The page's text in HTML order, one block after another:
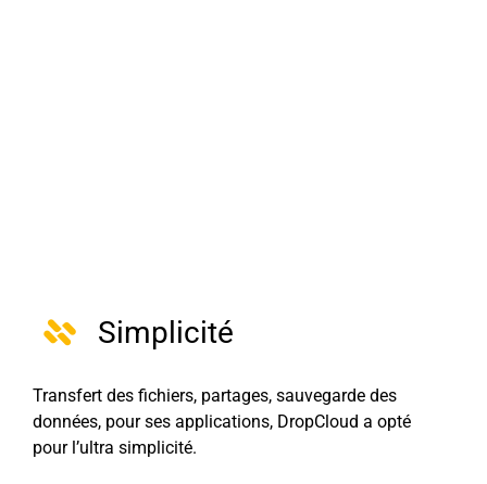
Simplicité
Transfert des fichiers, partages, sauvegarde des
données, pour ses applications, DropCloud a opté
pour l’ultra simplicité.